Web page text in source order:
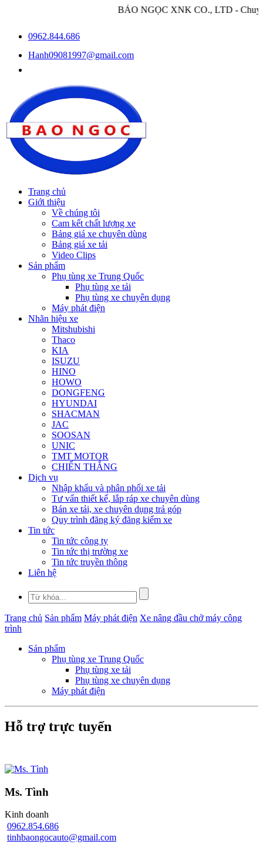
BẢO NGỌC XNK CO., LTD - Chuyên nhập
0962.844.686
Hanh09081997@gmail.com
Trang chủ
Giới thiệu
Về chúng tôi
Cam kết chất lượng xe
Bảng giá xe chuyên dùng
Bảng giá xe tải
Video Clips
Sản phẩm
Phụ tùng xe Trung Quốc
Phụ tùng xe tải
Phụ tùng xe chuyên dụng
Máy phát điện
Nhãn hiệu xe
Mitshubishi
Thaco
KIA
ISUZU
HINO
HOWO
DONGFENG
HYUNDAI
SHACMAN
JAC
SOOSAN
UNIC
TMT MOTOR
CHIẾN THẮNG
Dịch vụ
Nhập khẩu và phân phối xe tải
Tư vấn thiết kế, lắp ráp xe chuyên dùng
Bán xe tải, xe chuyên dụng trả góp
Quy trình đăng ký đăng kiểm xe
Tin tức
Tin tức công ty
Tin tức thị trường xe
Tin tức truyền thông
Liên hệ
Trang chủ Sản phẩm Máy phát điện Xe nâng đầu chở máy công
trình
Sản phẩm
Phụ tùng xe Trung Quốc
Phụ tùng xe tải
Phụ tùng xe chuyên dụng
Máy phát điện
Hỗ trợ trực tuyến
Ms. Tình
Kinh doanh
0962.854.686
tinhbaongocauto@gmail.com